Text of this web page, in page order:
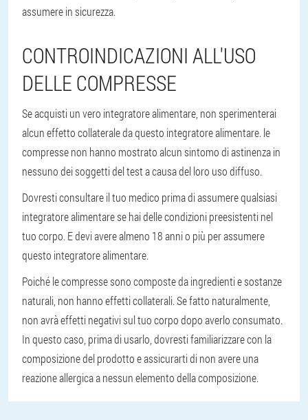
assumere in sicurezza.
CONTROINDICAZIONI ALL'USO
DELLE COMPRESSE
Se acquisti un vero integratore alimentare, non sperimenterai
alcun effetto collaterale da questo integratore alimentare. le
compresse non hanno mostrato alcun sintomo di astinenza in
nessuno dei soggetti del test a causa del loro uso diffuso.
Dovresti consultare il tuo medico prima di assumere qualsiasi
integratore alimentare se hai delle condizioni preesistenti nel
tuo corpo. E devi avere almeno 18 anni o più per assumere
questo integratore alimentare.
Poiché le compresse sono composte da ingredienti e sostanze
naturali, non hanno effetti collaterali. Se fatto naturalmente,
non avrà effetti negativi sul tuo corpo dopo averlo consumato.
In questo caso, prima di usarlo, dovresti familiarizzare con la
composizione del prodotto e assicurarti di non avere una
reazione allergica a nessun elemento della composizione.